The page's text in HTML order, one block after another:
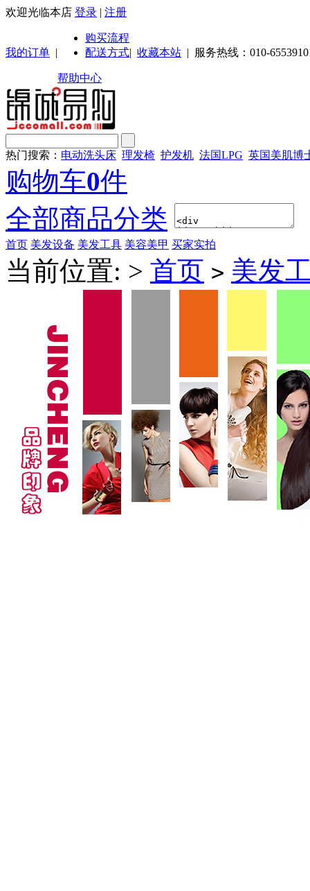
欢迎光临本店 登录 | 注册
我的订单 |
购买流程
配送方式
帮助中心
| 收藏本站 | 服务热线：010-
热门搜索： 电动洗头床 理发椅 护发机 法国LPG 英国美肌博
购物车0件
全部商品分类
首页 美发设备 美发工具 美容美甲 买家实拍
当前位置: > 首页 > 美发